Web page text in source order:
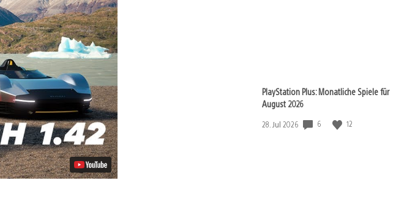
PlayStation Plus: Monatliche Spiele für
August 2026
Veröffentlichungsdatum:
28. Jul 2026 6 12